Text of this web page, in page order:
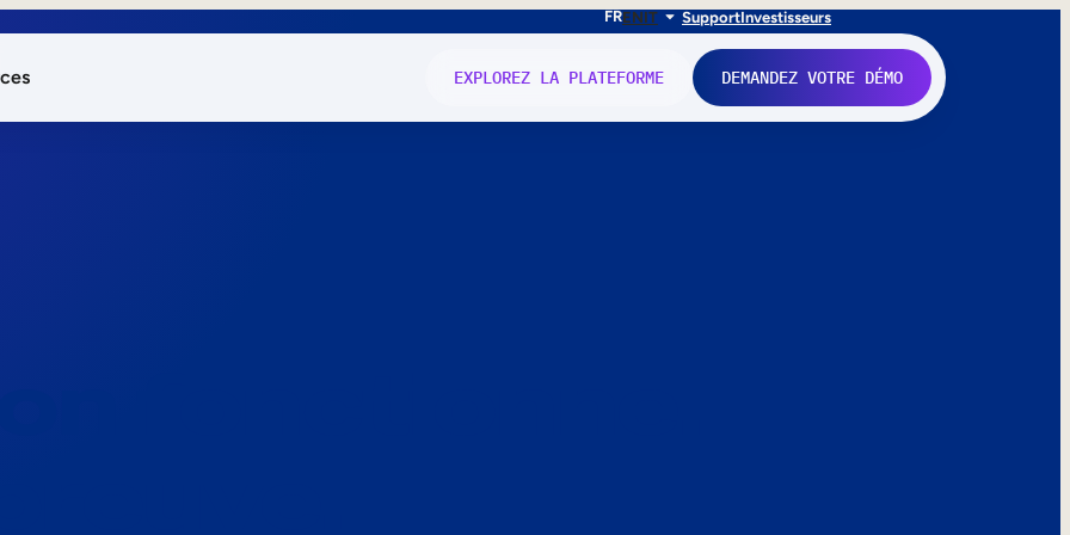
FRENIT SupportInvestisseurs
EXPLOREZ LA PLATEFORME DEMANDEZ VOTRE DÉMO